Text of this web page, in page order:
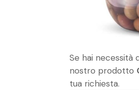
Se hai necessità
nostro prodotto
tua richiesta.